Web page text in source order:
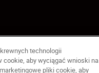
technologii
cookie, aby wyciągać wnioski na
pliki cookie, aby